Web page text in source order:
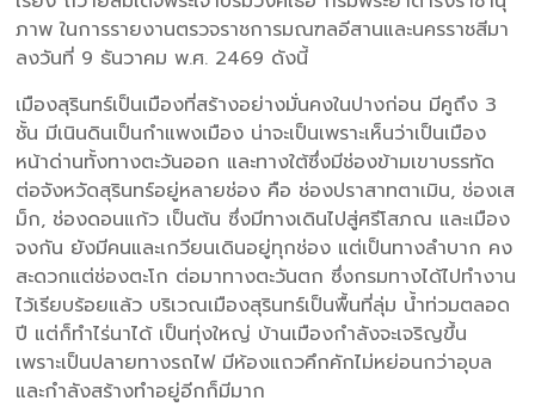
ภาพ ในการรายงานตรวจราชการมณฑลอีสานและนครราชสีมา
ลงวันที่ 9 ธันวาคม พ.ศ. 2469 ดังนี้
เมืองสุรินทร์เป็นเมืองที่สร้างอย่างมั่นคงในปางก่อน มีคูถึง 3
ชั้น มีเนินดินเป็นกำแพงเมือง น่าจะเป็นเพราะเห็นว่าเป็นเมือง
หน้าด่านทั้งทางตะวันออก และทางใต้ซึ่งมีช่องข้ามเขาบรรทัด
ต่อจังหวัดสุรินทร์อยู่หลายช่อง คือ ช่องปราสาทตาเมิน, ช่องเส
ม็ก, ช่องดอนแก้ว เป็นต้น ซึ่งมีทางเดินไปสู่ศรีโสภณ และเมือง
จงกัน ยังมีคนและเกวียนเดินอยู่ทุกช่อง แต่เป็นทางลำบาก คง
สะดวกแต่ช่องตะโก ต่อมาทางตะวันตก ซึ่งกรมทางได้ไปทำงาน
ไว้เรียบร้อยแล้ว บริเวณเมืองสุรินทร์เป็นพื้นที่ลุ่ม น้ำท่วมตลอด
ปี แต่ก็ทำไร่นาได้ เป็นทุ่งใหญ่ บ้านเมืองกำลังจะเจริญขึ้น
เพราะเป็นปลายทางรถไฟ มีห้องแถวคึกคักไม่หย่อนกว่าอุบล
และกำลังสร้างทำอยู่อีกก็มีมาก